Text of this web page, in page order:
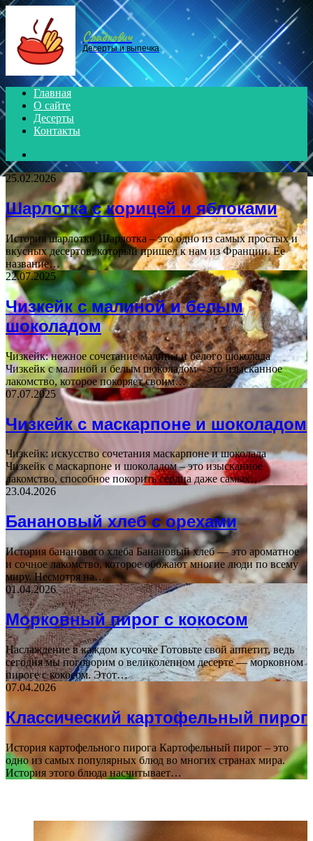
Menu
Сладкович
Десерты и выпечка
Главная
О сайте
Десерты
Контакты
25.02.2026
Шарлотка с корицей и яблоками
История шарлотки Шарлотка – это одно из самых простых и
вкусных десертов, который пришел к нам из Франции. Ее
название…
22.07.2025
Чизкейк с малиной и белым
шоколадом
Чизкейк: нежное сочетание малины и белого шоколада
Чизкейк с малиной и белым шоколадом – это изысканное
лакомство, которое покоряет своим…
07.07.2025
Чизкейк с маскарпоне и шоколадом
Чизкейк: искусство сочетания маскарпоне и шоколада
Чизкейк с маскарпоне и шоколадом – это изысканное
лакомство, способное покорить сердца даже самых…
23.04.2026
Банановый хлеб с орехами
История бананового хлеба Банановый хлеб — это ароматное
и сочное лакомство, которое обожают многие люди по всему
миру. Несмотря на…
01.04.2026
Морковный пирог с кокосом
Наслаждение в каждом кусочке Готовьте свой аппетит, ведь
сегодня мы поговорим о великолепном десерте — морковном
пироге с кокосом. Этот…
07.04.2026
Классический картофельный пирог
История картофельного пирога Картофельный пирог – это
одно из самых популярных блюд во многих странах мира.
История этого блюда насчитывает…